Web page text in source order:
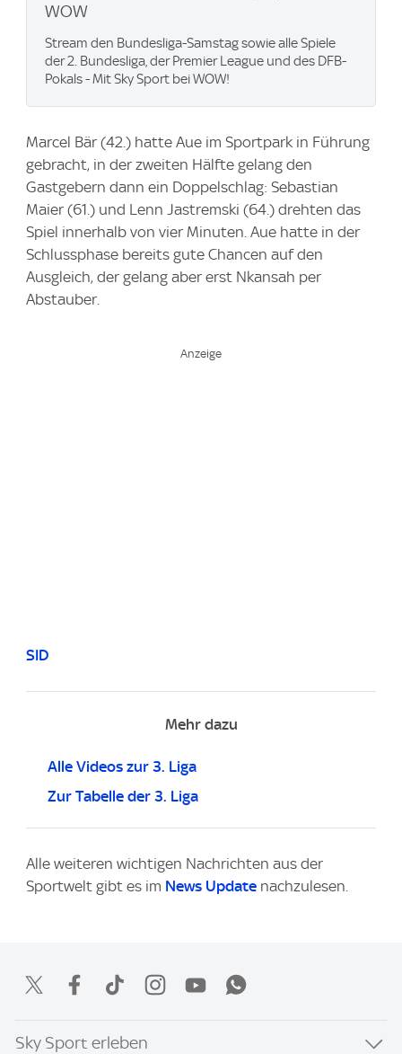
WOW
Stream den Bundesliga-Samstag sowie alle Spiele
der 2. Bundesliga, der Premier League und des DFB-
Pokals - Mit Sky Sport bei WOW!
Marcel Bär (42.) hatte Aue im Sportpark in Führung
gebracht, in der zweiten Hälfte gelang den
Gastgebern dann ein Doppelschlag: Sebastian
Maier (61.) und Lenn Jastremski (64.) drehten das
Spiel innerhalb von vier Minuten. Aue hatte in der
Schlussphase bereits gute Chancen auf den
Ausgleich, der gelang aber erst Nkansah per
Abstauber.
SID
Mehr dazu
Alle Videos zur 3. Liga
Zur Tabelle der 3. Liga
Alle weiteren wichtigen Nachrichten aus der
Sportwelt gibt es im News Update nachzulesen.
Sky Sport erleben